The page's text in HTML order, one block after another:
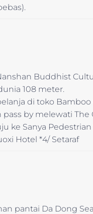
Buddhist
108 meter.
di toko Bamboo
by melewati
ke Sanya
Hotel *4/ Setaraf
pantai Da Dong